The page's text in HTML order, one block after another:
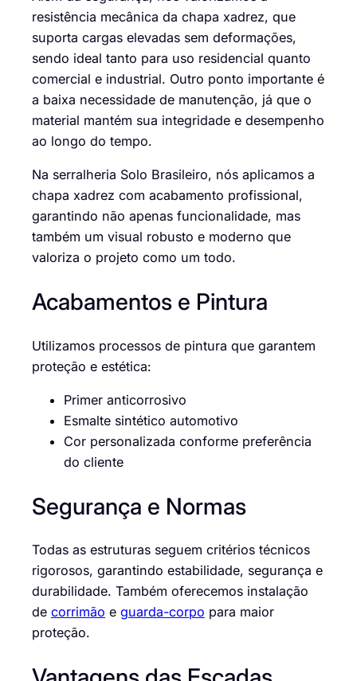
resistência mecânica da chapa xadrez, que
suporta cargas elevadas sem deformações,
sendo ideal tanto para uso residencial quanto
comercial e industrial. Outro ponto importante é
a baixa necessidade de manutenção, já que o
material mantém sua integridade e desempenho
ao longo do tempo.
Na serralheria Solo Brasileiro, nós aplicamos a
chapa xadrez com acabamento profissional,
garantindo não apenas funcionalidade, mas
também um visual robusto e moderno que
valoriza o projeto como um todo.
Acabamentos e Pintura
Utilizamos processos de pintura que garantem
proteção e estética:
Primer anticorrosivo
Esmalte sintético automotivo
Cor personalizada conforme preferência
do cliente
Segurança e Normas
Todas as estruturas seguem critérios técnicos
rigorosos, garantindo estabilidade, segurança e
durabilidade. Também oferecemos instalação
de corrimão e guarda-corpo para maior
proteção.